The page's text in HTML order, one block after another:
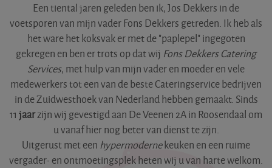
Een tiental jaren geleden ben ik, Jos Dekkers in de
voetsporen van mijn vader Fons Dekkers getreden. Ik heb als
het ware het koksvak er met de "paplepel" ingegoten
gekregen en ben er trots op dat wij Fons Dekkers Catering
Services, met hulp van mijn vader en moeder en vele
medewerkers tot een van de beste Cateringservice bedrijven
in de Zuidwesthoek van Nederland hebben gemaakt. Sinds
11 jaarzijn wij gevestigd aan De Veenen 2A in Roosendaal om
u vanaf hier nog beter van dienst te zijn.
Uitgerust met een hypermodernekeuken en een ruime
vergader- en ontmoetingsplek heten wij u van harte welkom.